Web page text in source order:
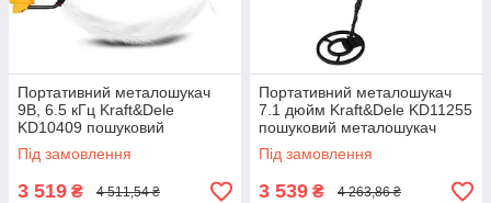
Портативний металошукач
9В, 6.5 кГц Kraft&Dele
KD10409 пошуковий
металошукач
Під замовлення
3 519 ₴ 4 511,54 ₴
Портативний металошукач
7.1 дюйм Kraft&Dele KD11255
пошуковий металошукач
Під замовлення
3 539 ₴ 4 263,86 ₴